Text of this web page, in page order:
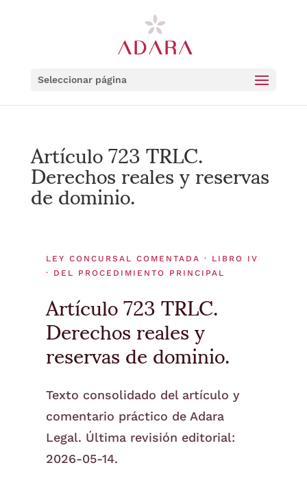
Seleccionar página
Artículo 723 TRLC.
Derechos reales y reservas
de dominio.
LEY CONCURSAL COMENTADA · LIBRO IV
· DEL PROCEDIMIENTO PRINCIPAL
Artículo 723 TRLC.
Derechos reales y
reservas de dominio.
Texto consolidado del artículo y
comentario práctico de Adara
Legal. Última revisión editorial:
2026-05-14.